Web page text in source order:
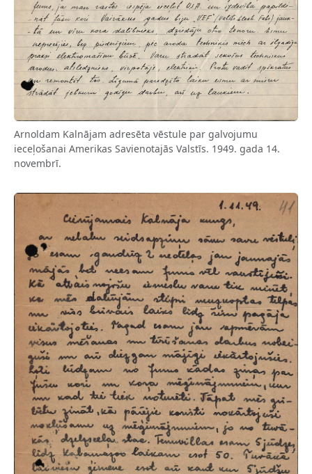
Arnoldam Kalnājam adresēta vēstule par galvojumu
ieceļošanai Amerikas Savienotajās Valstīs. 1949. gada 14.
novembrī.